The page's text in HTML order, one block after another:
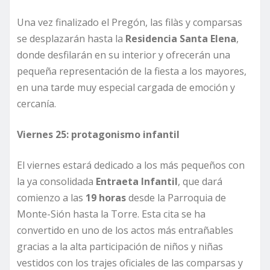
Una vez finalizado el Pregón, las filàs y comparsas
se desplazarán hasta la Residencia Santa Elena,
donde desfilarán en su interior y ofrecerán una
pequeña representación de la fiesta a los mayores,
en una tarde muy especial cargada de emoción y
cercanía.
Viernes 25: protagonismo infantil
El viernes estará dedicado a los más pequeños con
la ya consolidada Entraeta Infantil, que dará
comienzo a las 19 horasdesde la Parroquia de
Monte-Sión hasta la Torre. Esta cita se ha
convertido en uno de los actos más entrañables
gracias a la alta participación de niños y niñas
vestidos con los trajes oficiales de las comparsas y